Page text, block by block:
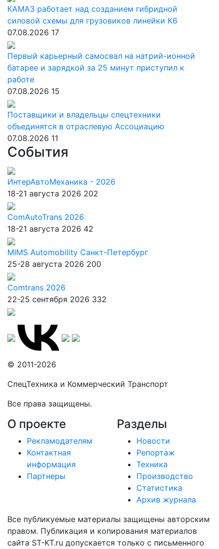
КАМАЗ работает над созданием гибридной
силовой схемы для грузовиков линейки К6
07.08.2026 17
Первый карьерный самосвал на натрий-ионной
батарее и зарядкой за 25 минут приступил к
работе
07.08.2026 15
Поставщики и владельцы спецтехники
объединятся в отраслевую Ассоциацию
07.08.2026 11
События
ИнтерАвтоМеханика - 2026
18-21 августа 2026 202
ComAutoTrans 2026
18-21 августа 2026 42
MIMS Automobility Санкт-Петербург
25-28 августа 2026 200
Comtrans 2026
22-25 сентября 2026 332
© 2011-2026
СпецТехника и Коммерческий Транспорт
Все права защищены.
О проекте
Рекламодателям
Контактная
информация
Партнеры
Разделы
Новости
Репортаж
Техника
Производство
Статистика
Архив журнала
Все публикуемые материалы защищены авторским
правом. Публикация и копирования материалов
сайта ST-KT.ru допускается только с письменного